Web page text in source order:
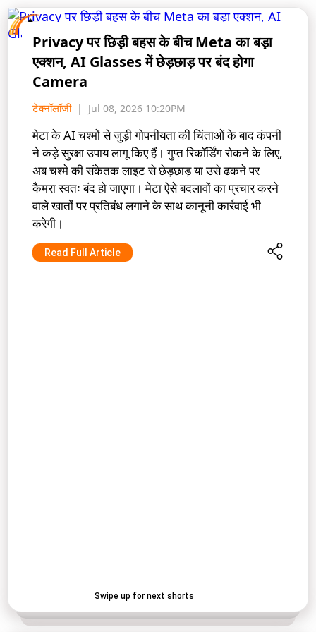
Privacy पर छिड़ी बहस के बीच Meta का बड़ा
एक्शन, AI Glasses में छेड़छाड़ पर बंद होगा
Camera
टेक्नॉलॉजी Jul 08, 2026 10:20PM
मेटा के AI चश्मों से जुड़ी गोपनीयता की चिंताओं के बाद कंपनी
ने कड़े सुरक्षा उपाय लागू किए हैं। गुप्त रिकॉर्डिंग रोकने के लिए,
अब चश्मे की संकेतक लाइट से छेड़छाड़ या उसे ढकने पर
कैमरा स्वतः बंद हो जाएगा। मेटा ऐसे बदलावों का प्रचार करने
वाले खातों पर प्रतिबंध लगाने के साथ कानूनी कार्रवाई भी
करेगी।
Read Full Article
Swipe up for next shorts